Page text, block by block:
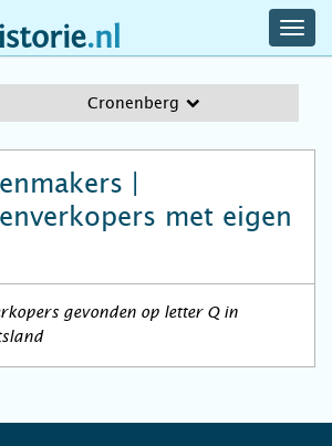
Cronenberg
|
met eigen
gevonden op letter Q in